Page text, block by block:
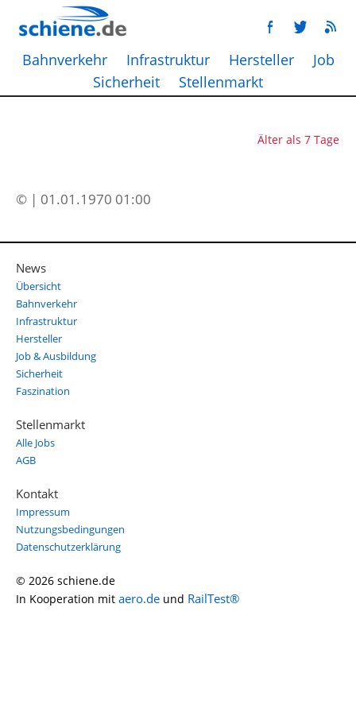
Bahnverkehr Infrastruktur Hersteller
Job
Sicherheit
Stellenmarkt
Älter als 7 Tage
© | 01.01.1970 01:00
News
Übersicht
Bahnverkehr
Infrastruktur
Hersteller
Job & Ausbildung
Sicherheit
Faszination
Stellenmarkt
Alle Jobs
AGB
Kontakt
Impressum
Nutzungsbedingungen
Datenschutzerklärung
© 2026 schiene.de
In Kooperation mit aero.de und RailTest®